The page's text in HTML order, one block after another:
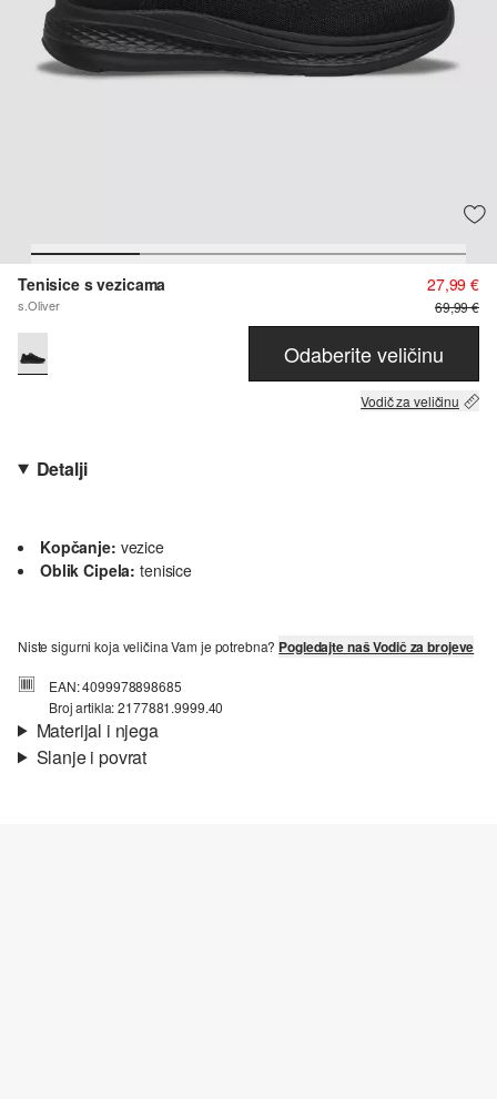
Tenisice s vezicama
s.Oliver
27,99 €
69,99 €
Odaberite veličinu
Vodič za veličinu
Detalji
Kopčanje: vezice
Oblik Cipela: tenisice
Niste sigurni koja veličina Vam je potrebna? Pogledajte naš Vodič za brojeve
EAN: 4099978898685
Broj artikla: 2177881.9999.40
Materijal i njega
Slanje i povrat